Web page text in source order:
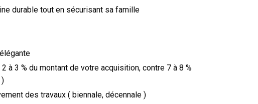
durable tout en sécurisant sa famille
à 3 % du montant de votre acquisition, contre 7 à 8 %
des travaux ( biennale, décennale )